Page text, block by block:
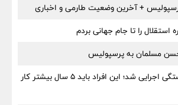
+ آخرین وضعیت طارمی و اخباری
را تا جام جهانی بردم
مسلمان به پرسپولیس
شرط جدید بازنشستگی اجرایی شد؛ این افراد باید ۵ سال بیشتر کار